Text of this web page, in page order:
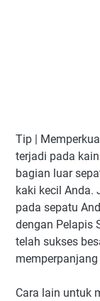
Tip |
terjadi pada
bagian luar
kaki kecil Anda.
pada sepatu
dengan Pelapis
telah sukses
Cara lain untuk